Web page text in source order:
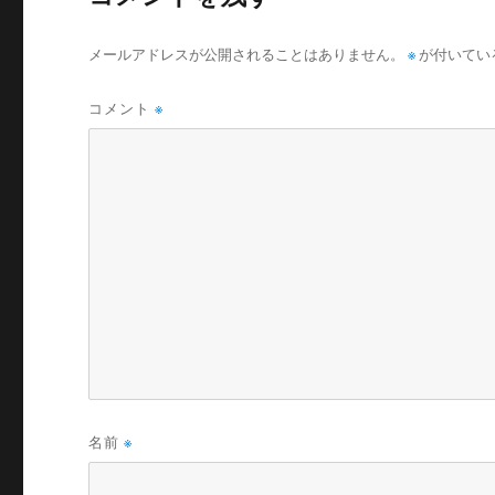
メールアドレスが公開されることはありません。 ※ が付いて
コメント※
名前※